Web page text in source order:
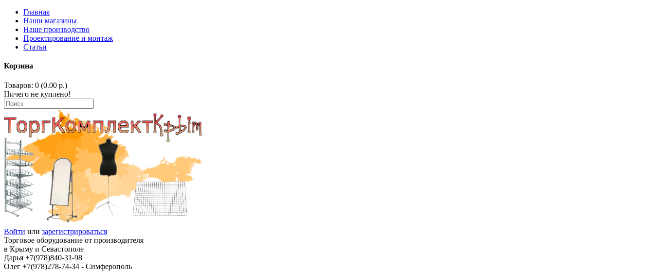
Главная
Наши магазины
Наше производство
Проектирование и монтаж
Статьи
Корзина
Товаров: 0 (0.00 р.)
Ничего не куплено!
Войти или зарегистрироваться
Торговое оборудование от производителя
в Крыму и Севастополе
Дарья +7(978)840-31-98
Олег +7(978)278-74-34 - Cимферополь